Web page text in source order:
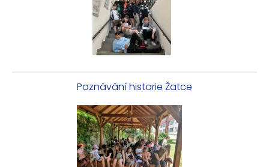
Poznávání historie Žatce